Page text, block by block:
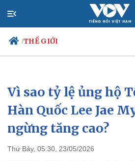
/THẾ GIỚI
Chính trị
Đảng
Tổ chức nhân sự
Quốc hội
Nhận diện sự thật
Xã
Tin
Dự
Vì sao tỷ lệ ủng hộ
Hàn Quốc Lee Jae
ngừng tăng cao?
Thứ Bảy, 05:30, 23/05/2026